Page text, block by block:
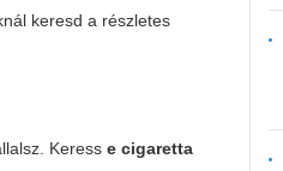
keresd a részletes
Keresse cigaretta